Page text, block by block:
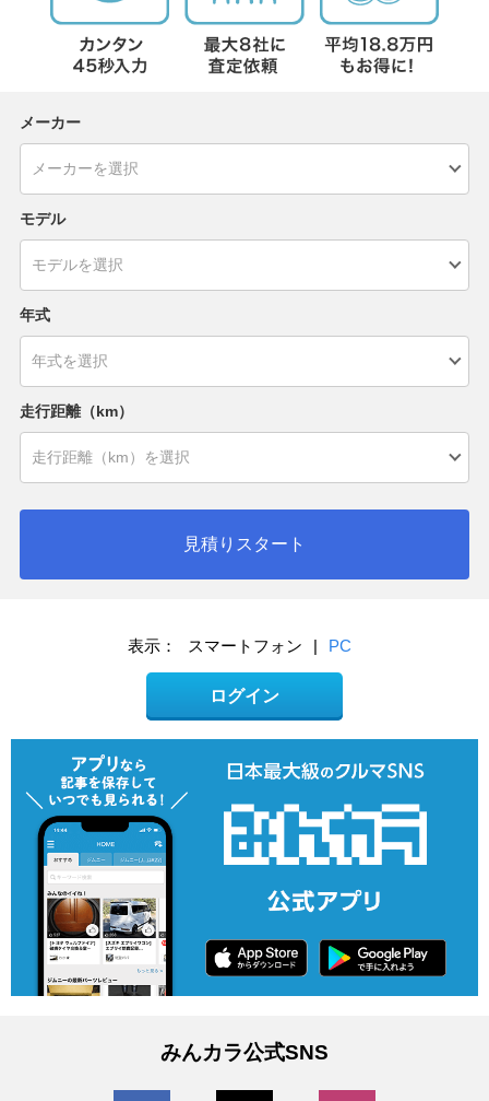
メーカー
モデル
年式
走行距離（km）
見積りスタート
表示： スマートフォン | PC
ログイン
みんカラ公式SNS